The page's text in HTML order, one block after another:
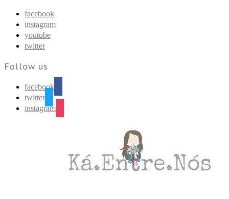
facebook
instagram
youtube
twitter
Follow us
facebook
twitter
instagram